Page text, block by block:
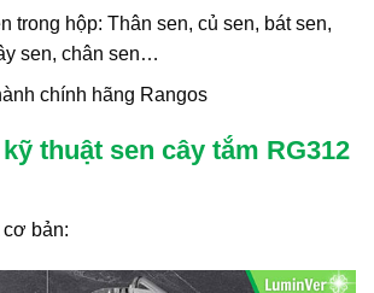
trong hộp: Thân sen, củ sen, bát sen,
sen, chân sen…
chính hãng Rangos
thuật sen cây tắm RG312
cơ bản: